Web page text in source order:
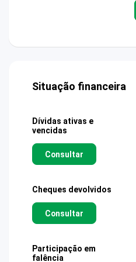
Situação financeira
Dívidas ativas e
vencidas
Consultar
Cheques devolvidos
Consultar
Participação em
falência